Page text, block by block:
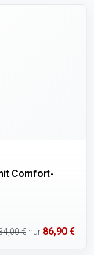
Comfort-
€ nur 86,90 €